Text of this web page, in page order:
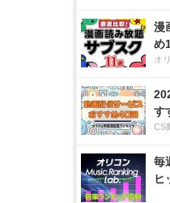
漫
め
オ
す
CS
毎
ヒ